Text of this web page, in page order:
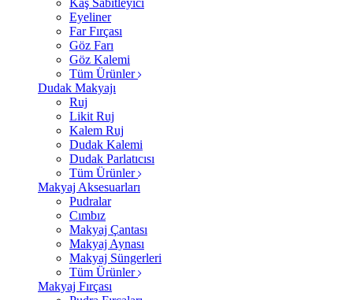
Kaş Sabitleyici
Eyeliner
Far Fırçası
Göz Farı
Göz Kalemi
Tüm Ürünler
Dudak Makyajı
Ruj
Likit Ruj
Kalem Ruj
Dudak Kalemi
Dudak Parlatıcısı
Tüm Ürünler
Makyaj Aksesuarları
Pudralar
Cımbız
Makyaj Çantası
Makyaj Aynası
Makyaj Süngerleri
Tüm Ürünler
Makyaj Fırçası